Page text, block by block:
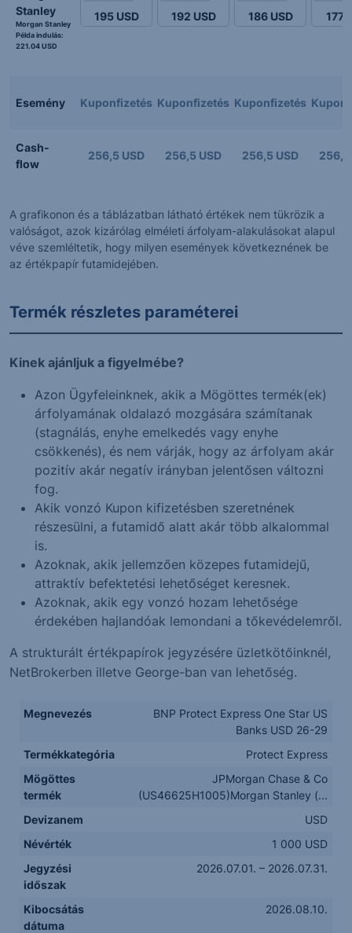
Stanley
Morgan Stanley
Példa indulás:
221.04 USD
195 USD 192 USD 186 USD 177
Esemény Kuponfizetés Kuponfizetés Kuponfizetés
Cash-
flow
256,5 USD 256,5 USD 256,5 USD 256,5
A grafikonon és a táblázatban látható értékek nem tükrözik a
valóságot, azok kizárólag elméleti árfolyam-alakulásokat alapul
véve szemléltetik, hogy milyen események következnének be
az értékpapír futamidejében.
Termék részletes paraméterei
Kinek ajánljuk a figyelmébe?
Azon Ügyfeleinknek, akik a Mögöttes termék(ek)
árfolyamának oldalazó mozgására számítanak
(stagnálás, enyhe emelkedés vagy enyhe
csökkenés), és nem várják, hogy az árfolyam akár
pozitív akár negatív irányban jelentősen változni
fog.
Akik vonzó Kupon kifizetésben szeretnének
részesülni, a futamidő alatt akár több alkalommal
is.
Azoknak, akik jellemzően közepes futamidejű,
attraktív befektetési lehetőséget keresnek.
Azoknak, akik egy vonzó hozam lehetősége
érdekében hajlandóak lemondani a tőkevédelemről.
A strukturált értékpapírok jegyzésére üzletkötőinknél,
NetBrokerben illetve George-ban van lehetőség.
Megnevezés
BNP Protect Express One Star US
Banks USD 26-29
Termékkategória
Protect Express
Mögöttes
termék
JPMorgan Chase & Co
(US46625H1005)Morgan Stanley (...
Devizanem
USD
Névérték
1 000 USD
Jegyzési
időszak
2026.07.01. – 2026.07.31.
Kibocsátás
dátuma
2026.08.10.